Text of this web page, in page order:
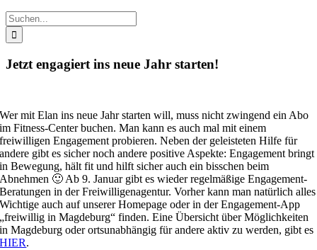
Suche
nach:
Jetzt engagiert ins neue Jahr starten!
Wer mit Elan ins neue Jahr starten will, muss nicht zwingend ein Abo
im Fitness-Center buchen. Man kann es auch mal mit einem
freiwilligen Engagement probieren. Neben der geleisteten Hilfe für
andere gibt es sicher noch andere positive Aspekte: Engagement bringt
in Bewegung, hält fit und hilft sicher auch ein bisschen beim
Abnehmen 🙂 Ab 9. Januar gibt es wieder regelmäßige Engagement-
Beratungen in der Freiwilligenagentur. Vorher kann man natürlich alles
Wichtige auch auf unserer Homepage oder in der Engagement-App
„freiwillig in Magdeburg“ finden. Eine Übersicht über Möglichkeiten
in Magdeburg oder ortsunabhängig für andere aktiv zu werden, gibt es
HIER.